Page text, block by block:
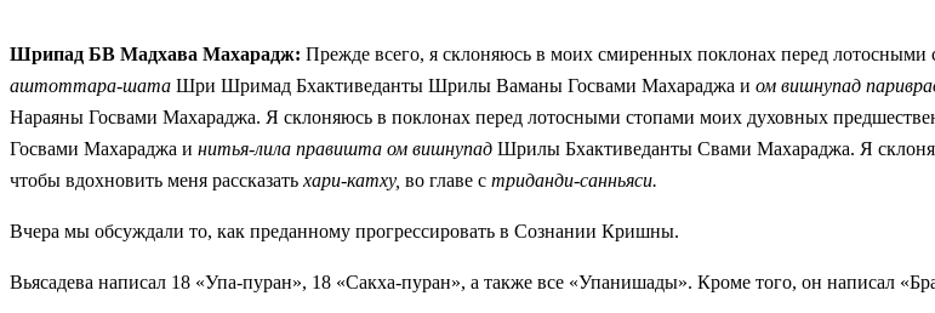
Шрипад БВ Мадхава Махарадж: Прежде всего, я склоняюсь в моих смиренных поклонах перед лотосными
аштоттара-шата Шри Шримад Бхактиведанты Шрилы Ваманы Госвами Махараджа и ом вишнупад
Нараяны Госвами Махараджа. Я склоняюсь в поклонах перед лотосными стопами моих духовных
Госвами Махараджа и нитья-лила правишта ом вишнупад Шрилы Бхактиведанты Свами Махараджа. Я
чтобы вдохновить меня рассказать хари-катху, во главе с триданди-санньяси.
Вчера мы обсуждали то, как преданному прогрессировать в Сознании Кришны.
Вьясадева написал 18 «Упа-пуран», 18 «Сакха-пуран», а также все «Упанишады». Кроме того, он написал